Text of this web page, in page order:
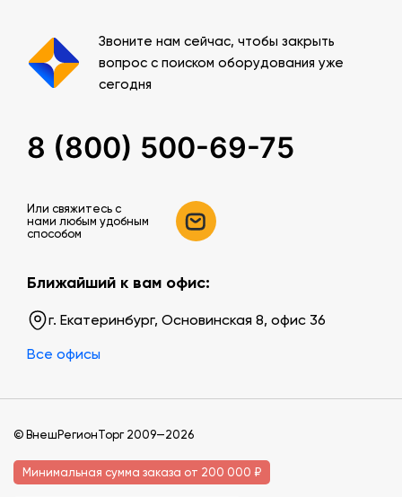
Звоните нам сейчас, чтобы закрыть
вопрос с поиском оборудования уже
сегодня
8 (800) 500-69-75
Или свяжитесь c
нами любым удобным
способом
Ближайший к вам офис:
г. Екатеринбург, Основинская 8, офис 36
Все офисы
© ВнешРегионТорг 2009—2026
Минимальная сумма заказа от 200 000 ₽